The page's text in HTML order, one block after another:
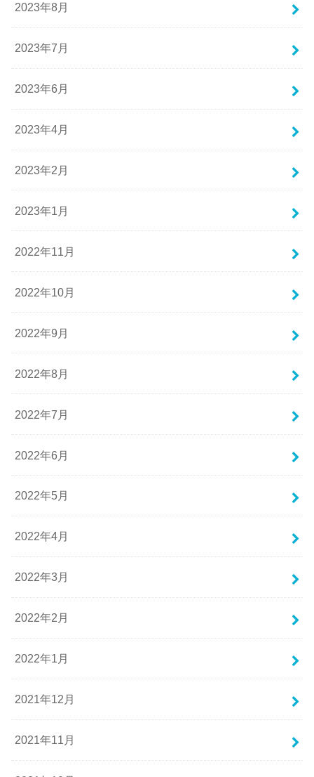
2023年8月
2023年7月
2023年6月
2023年4月
2023年2月
2023年1月
2022年11月
2022年10月
2022年9月
2022年8月
2022年7月
2022年6月
2022年5月
2022年4月
2022年3月
2022年2月
2022年1月
2021年12月
2021年11月